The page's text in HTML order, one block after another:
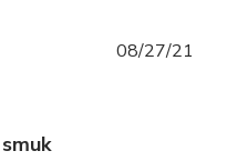
08/27/21